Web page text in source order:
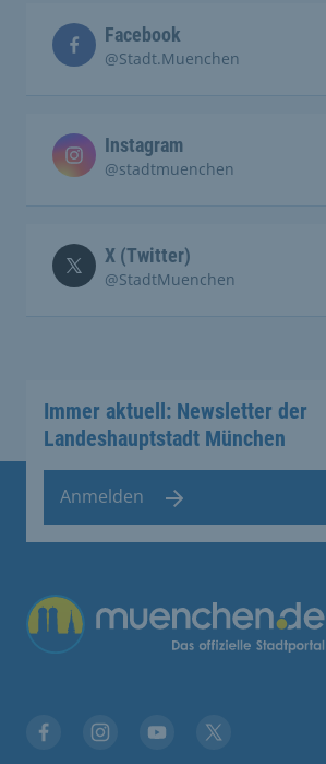
Facebook
@Stadt.Muenchen
Instagram
@stadtmuenchen
X (Twitter)
@StadtMuenchen
Immer aktuell: Newsletter der
Landeshauptstadt München
Anmelden
Übergreifende Links